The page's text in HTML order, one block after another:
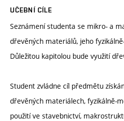
UČEBNÍ CÍLE
Seznámení studenta se mikro- a
dřevěných materiálů, jeho
Důležitou kapitolou bude využití
Student zvládne cíl předmětu
dřevěných materiálech, fyzikálně-
použití ve stavebnictví,